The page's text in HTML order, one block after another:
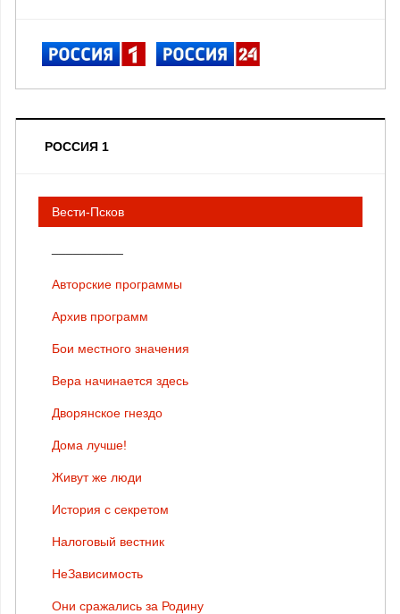
РОССИЯ 1
Вести-Псков
Авторские программы
Архив программ
Бои местного значения
Вера начинается здесь
Дворянское гнездо
Дома лучше!
Живут же люди
История с секретом
Налоговый вестник
НеЗависимость
Они сражались за Родину